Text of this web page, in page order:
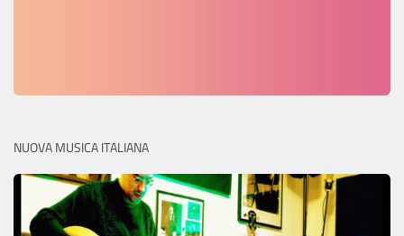
NUOVA MUSICA ITALIANA